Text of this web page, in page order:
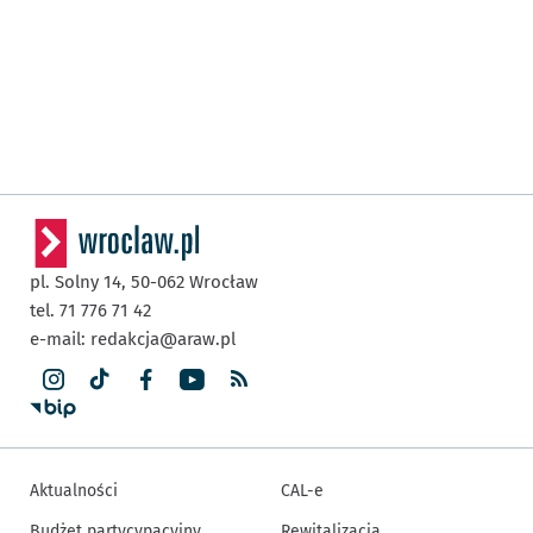
pl. Solny 14, 50-062 Wrocław
tel. 71 776 71 42
e-mail: redakcja@araw.pl
Aktualności
CAL-e